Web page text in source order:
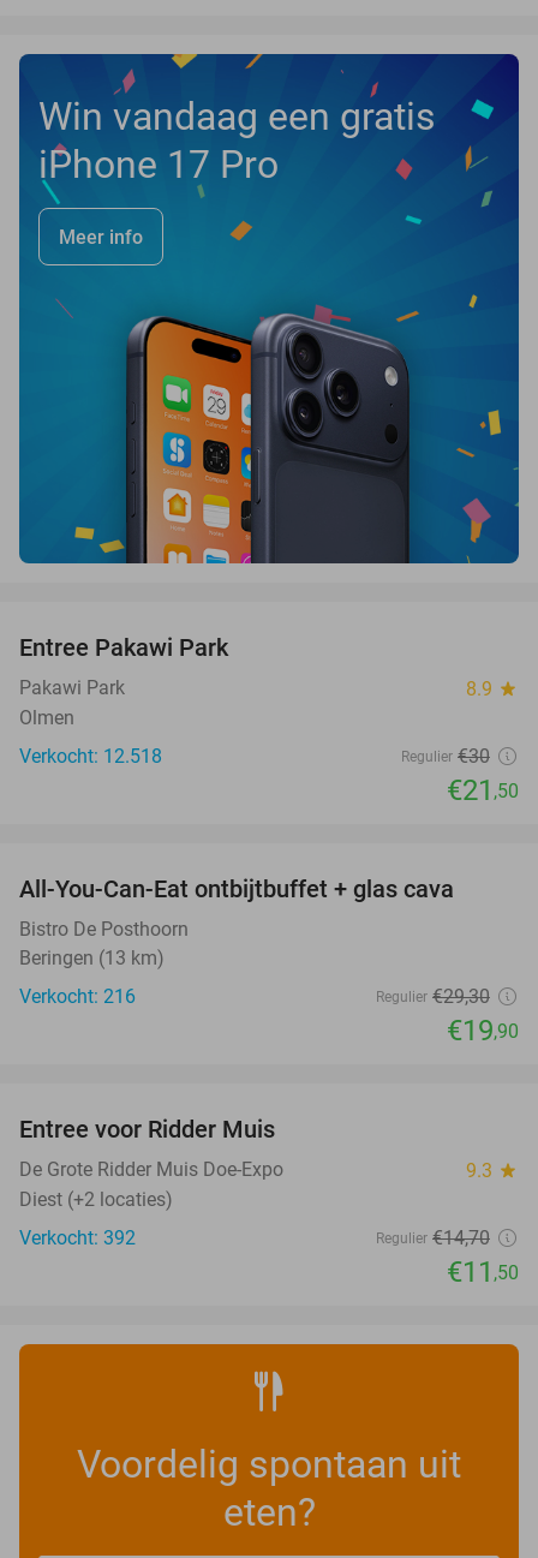
Win vandaag een gratis
iPhone 17 Pro
Meer info
Entree Pakawi Park
Pakawi Park 8.9 star
Olmen
Verkocht: 12.518
Regulier €30
€21 ,50
All-You-Can-Eat ontbijtbuffet + glas cava
Bistro De Posthoorn
Beringen (13 km)
Verkocht: 216
Regulier €29,30
€19,90
TODAY
Entree voor Ridder Muis
De Grote Ridder Muis Doe-Expo 9.3 star
Diest (+2 locaties)
Verkocht: 392
Regulier €14,70
€11 ,50
Voordelig spontaan uit
eten?